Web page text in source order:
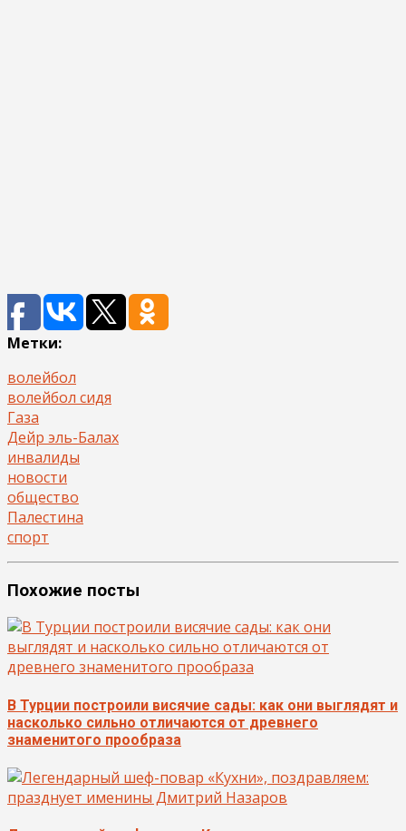
Метки:
волейбол
волейбол сидя
Газа
Дейр эль-Балах
инвалиды
новости
общество
Палестина
спорт
Похожие посты
В Турции построили висячие сады: как они выглядят и
насколько сильно отличаются от древнего
знаменитого прообраза